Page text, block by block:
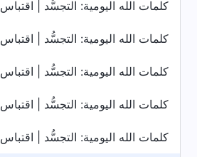
كلمات الله اليومية: التجسُّد | اقتباس 130
كلمات الله اليومية: التجسُّد | اقتباس 131
كلمات الله اليومية: التجسُّد | اقتباس 132
كلمات الله اليومية: التجسُّد | اقتباس 133
كلمات الله اليومية: التجسُّد | اقتباس 134